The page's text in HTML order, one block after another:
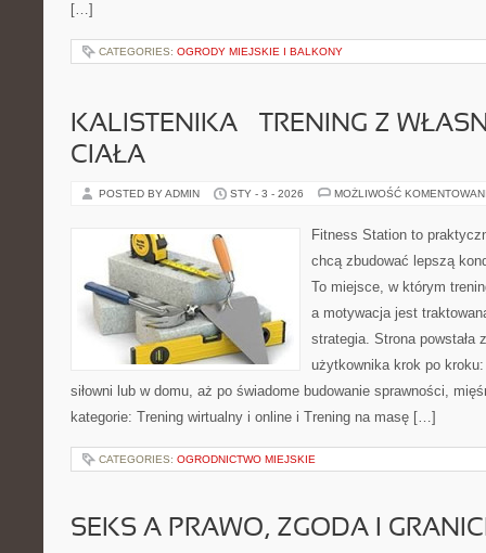
[…]
CATEGORIES: OGRODY MIEJSKIE I BALKONY
KALISTENIKA – TRENING Z
CIAŁA
POSTED BY ADMIN STY - 3 - 2026 MOŻLIWOŚĆ
Fitness Station to
chcą zbudować lepszą
To miejsce, w którym
a motywacja jest
strategia. Strona
użytkownika krok po
siłowni lub w domu, aż po świadome budowanie sprawności,
kategorie: Trening wirtualny i online i Trening na masę […]
CATEGORIES: OGRODNICTWO MIEJSKIE
SEKS A PRAWO, ZGODA I